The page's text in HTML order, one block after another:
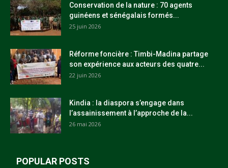
Conservation de la nature : 70 agents
guinéens et sénégalais formés...
25 juin 2026
Réforme foncière : Timbi-Madina partage
son expérience aux acteurs des quatre...
22 juin 2026
Kindia : la diaspora s’engage dans
l’assainissement à l’approche de la...
26 mai 2026
POPULAR POSTS